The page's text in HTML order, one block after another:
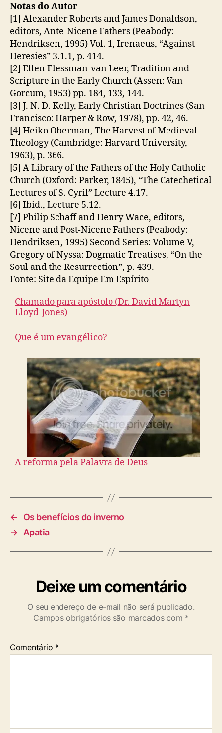
Notas do Autor
[1] Alexander Roberts and James Donaldson,
editors, Ante-Nicene Fathers (Peabody:
Hendriksen, 1995) Vol. 1, Irenaeus, “Against
Heresies” 3.1.1, p. 414.
[2] Ellen Flessman-van Leer, Tradition and
Scripture in the Early Church (Assen: Van
Gorcum, 1953) pp. 184, 133, 144.
[3] J. N. D. Kelly, Early Christian Doctrines (San
Francisco: Harper & Row, 1978), pp. 42, 46.
[4] Heiko Oberman, The Harvest of Medieval
Theology (Cambridge: Harvard University,
1963), p. 366.
[5] A Library of the Fathers of the Holy Catholic
Church (Oxford: Parker, 1845), “The Catechetical
Lectures of S. Cyril” Lecture 4.17.
[6] Ibid., Lecture 5.12.
[7] Philip Schaff and Henry Wace, editors,
Nicene and Post-Nicene Fathers (Peabody:
Hendriksen, 1995) Second Series: Volume V,
Gregory of Nyssa: Dogmatic Treatises, “On the
Soul and the Resurrection”, p. 439.
Fonte: Site da Equipe Em Espírito
Chamado para apóstolo (Dr. David Martyn
Lloyd-Jones)
Que é um evangélico?
A reforma pela Palavra de Deus
←
Os benefícios do inverno
→ Apatia
Deixe um comentário
O seu endereço de e-mail não será publicado.
Campos obrigatórios são marcados com *
Comentário *